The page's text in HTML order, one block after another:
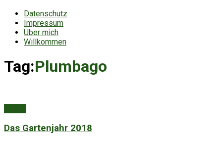
Datenschutz
Impressum
Über mich
Willkommen
Tag:Plumbago
Das Gartenjahr 2018